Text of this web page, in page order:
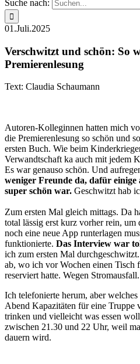
Suche nach:
01.Juli.2025
Verschwitzt und schön: So
Premierenlesung
Text: Claudia Schaumann
Autoren-Kolleginnen hatten mich
die Premierenlesung so schön und
ersten Buch. Wie beim
Verwandtschaft ka auch mit jedem
Es war genauso schön. Und
weniger Freunde da, dafür einige
super schön war. Geschwitzt hab
Zum ersten Mal gleich mittags. Da
total lässig erst kurz vorher rein, um
noch eine neue App runterlagen
funktionierte. Das Interview war
ich zum ersten Mal
ab, wo ich vor Wochen einen
reserviert hatte. Wegen Stromausfall.
Ich telefonierte herum, aber
Abend Kapazitäten für eine Truppe
trinken und vielleicht was essen
zwischen 21.30 und 22 Uhr, weil
dauern wird.